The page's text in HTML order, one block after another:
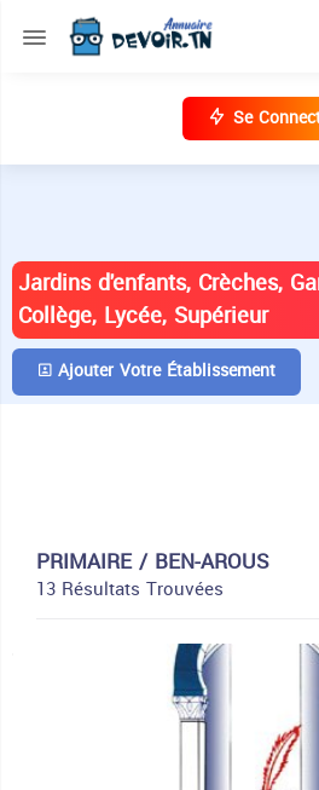
Se
Jardins d'enfants, Crèches,
Collège, Lycée, Supérieur
Ajouter Votre Établissement
PRIMAIRE / BEN-AROUS
13 Résultats Trouvées